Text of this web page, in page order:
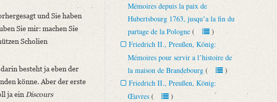
und Sie haben
Sie mir: machen Sie
Scholien
besteht ja eben der
könne. Aber der erste
ja einDiscours
Mémoires depuis la paix de
Hubertsbourg 1763, jusquʼa la fin du
partage de la Pologne ()
Friedrich II., Preußen, König:
Mémoires pour servir a lʼhistoire de
la maison de Brandebourg ()
Friedrich II., Preußen, König:
Œuvres ()